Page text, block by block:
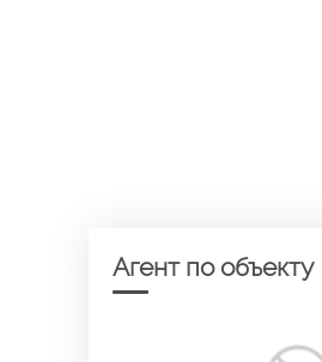
Агент по объекту